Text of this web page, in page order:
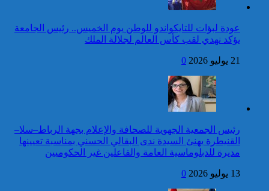
حصيلة حوادث السير
بالمناطق الحضرية خلال
الأسبوع المنصرم
جلالة الملك يتوصل ببرقية
تهنئة من الوزير الأول لسانت
لوسيا بمناسبة عيد العرش
تهنئة من رئيسة جمهورية
تنزانيا المتحدة بمناسبة عيد
توقيف شخص للاشتباه في تورطه
في ارتكاب جريمة السرقة
المقرونة بالضرب والجرح المفضي
للموت كان ضحيتها مواطن أجنبي
بتارودانت
كاريكاتير
عودة لبؤات للتايكواندو للوطن يوم الخميس.. رئيس الجامعة
يؤكد نهدي لقب كأس العالم لجلالة الملك
21 يوليو 2026 0
رئيس الجمعية الجهوية للصحافة والإعلام بجهة الرباط–سلا–
القنيطرة يهنئ السيدة ندى البقالي الحسني بمناسبة تعيينها
مديرة للدبلوماسية العامة والفاعلين غير الحكوميين
13 يوليو 2026 0